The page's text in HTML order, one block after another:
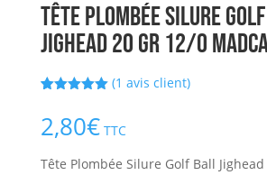
Tête Plombée Silure
Jighead 20 gr 12/0
basé sur
notation
(1 avis client)
2,80€ TTC
Tête Plombée Silure Golf Ball Jighead